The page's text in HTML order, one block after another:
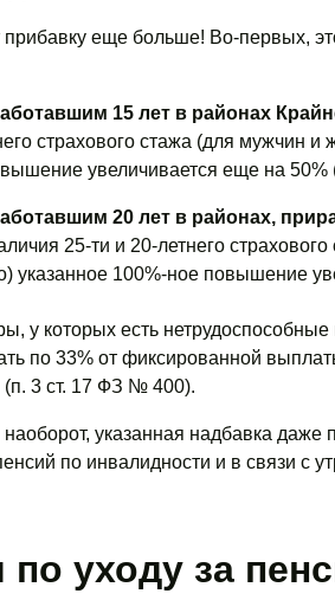
еще больше! Во-первых,
15 лет в районах
страхового стажа (для мужчин и
увеличивается еще на
20 лет в районах,
25-ти и 20-летнего
указанное 100%-ное повышение
у которых есть
по 33% от фиксированной
(п. 3 ст. 17 ФЗ № 400).
указанная надбавка даже
по инвалидности и в связи с
уходу за